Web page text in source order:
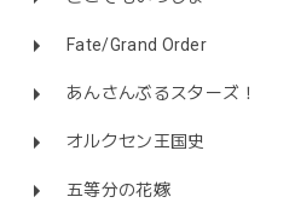
Fate/Grand Order
あんさんぶるスターズ！
オルクセン王国史
五等分の花嫁